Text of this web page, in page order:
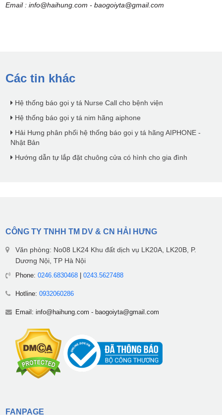
Email : info@haihung.com - baogoiyta@gmail.com
Các tin khác
Hệ thống báo gọi y tá Nurse Call cho bệnh viện
Hệ thống báo gọi y tá nim hãng aiphone
Hải Hưng phân phối hệ thống báo gọi y tá hãng AIPHONE -
Nhật Bản
Hướng dẫn tự lắp đặt chuông cửa có hình cho gia đình
CÔNG TY TNHH TM DV & CN HẢI HƯNG
Văn phòng: No08 LK24 Khu đất dịch vụ LK20A, LK20B, P.
Dương Nội, TP Hà Nội
Phone: 0246.6830468| 0243.5627488
Hotline: 0932060286
Email: info@haihung.com - baogoiyta@gmail.com
FANPAGE